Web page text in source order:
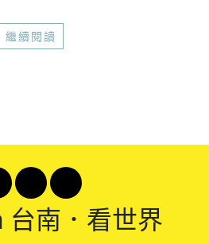
繼續閱讀
台南．看世界